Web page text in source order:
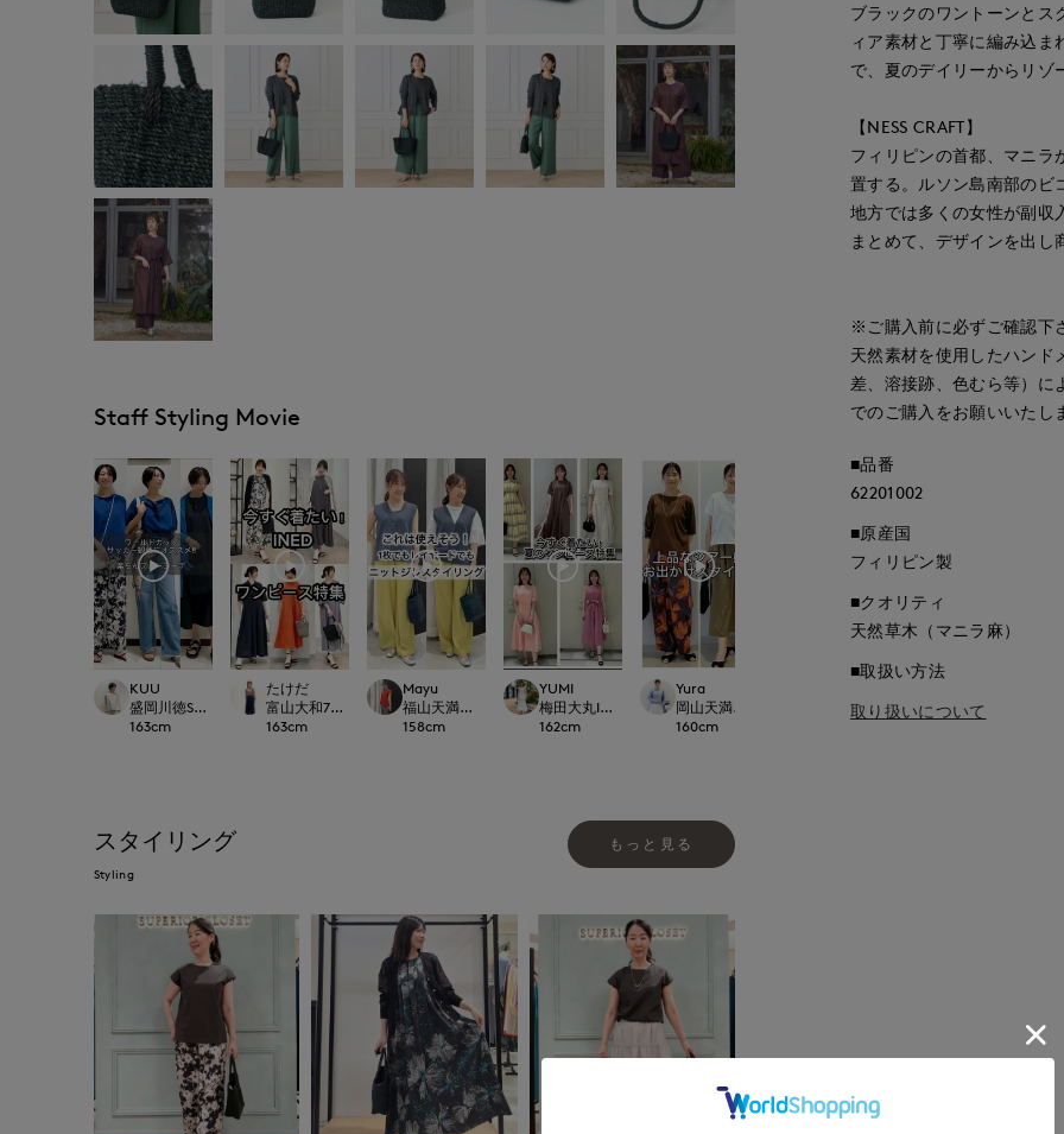
Staff Styling Movie
KUU
盛岡川徳SUPERIOR CLOSET
163cm
たけだ
富山大和7-IDconcept.
163cm
Mayu
福山天満屋店INED/7-IDconcept./Maglie
158cm
YUMI
梅田大丸INED
162cm
Yura
岡山天満屋7-IDconcept.
160cm
岡山天満屋7-IDconcept.博多大丸7-
スタイリング
Styling
もっと見る
ブラックのワントーンとス
ィア素材と丁寧に編み込
で、夏のデイリーからリゾ
【NESS CRAFT】
フィリピンの首都、マニラ
置する。ルソン島南部のビ
地方では多くの女性が副収
まとめて、デザインを出し
※ご購入前に必ずご確認下
天然素材を使用したハンド
差、溶接跡、色むら等）に
でのご購入をお願いいたし
■品番
62201002
■原産国
フィリピン製
■クオリティ
天然草木（マニラ麻）
■取扱い方法
取り扱いについて